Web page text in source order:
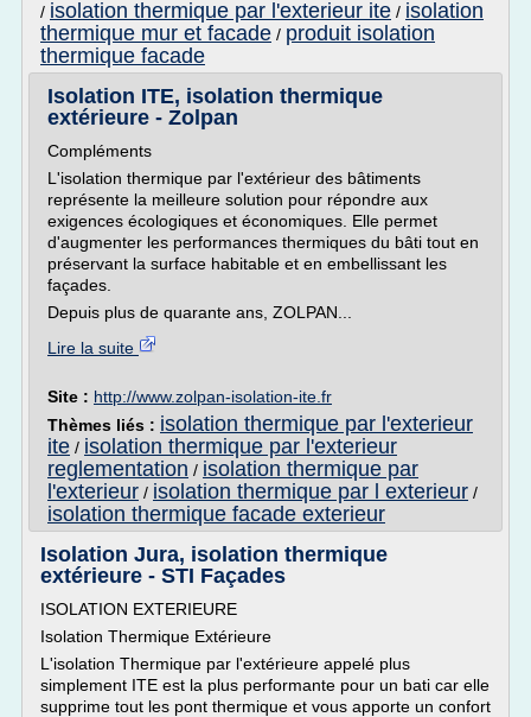
/ isolation thermique par l'exterieur ite / isolation
thermique mur et facade / produit isolation
thermique facade
Isolation ITE, isolation thermique
extérieure - Zolpan
Compléments
L'isolation thermique par l'extérieur des bâtiments
représente la meilleure solution pour répondre aux
exigences écologiques et économiques. Elle permet
d'augmenter les performances thermiques du bâti tout en
préservant la surface habitable et en embellissant les
façades.
Depuis plus de quarante ans, ZOLPAN...
Lire la suite
Site : http://www.zolpan-isolation-ite.fr
Thèmes liés : isolation thermique par l'exterieur
ite / isolation thermique par l'exterieur
reglementation / isolation thermique par
l'exterieur / isolation thermique par l exterieur /
isolation thermique facade exterieur
Isolation Jura, isolation thermique
extérieure - STI Façades
ISOLATION EXTERIEURE
Isolation Thermique Extérieure
L'isolation Thermique par l'extérieure appelé plus
simplement ITE est la plus performante pour un bati car elle
supprime tout les pont thermique et vous apporte un confort